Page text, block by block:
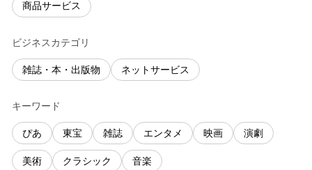
商品サービス
ビジネスカテゴリ
雑誌・本・出版物 ネットサービス
キーワード
ぴあ 東宝 雑誌 エンタメ 映画 演劇
美術 クラシック 音楽